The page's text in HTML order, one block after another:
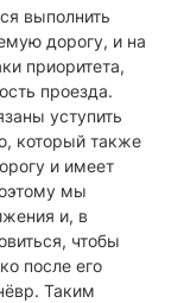
выполнить
дорогу, и на
приоритета,
проезда.
уступить
который также
и имеет
мы
и, в
чтобы
после его
Таким